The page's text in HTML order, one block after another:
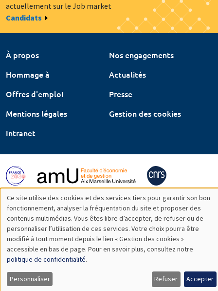
actuellement sur le Job market
Candidats
À propos
Nos engagements
Hommage à
Actualités
Offres d'emploi
Presse
Mentions légales
Gestion des cookies
Intranet
Utilisation
des
données
personnelles
et
Ce site utilise des cookies et des services tiers pour garantir son bon
fonctionnement, analyser la fréquentation du site et proposer des
contenus multimédias. Vous êtes libre d’accepter, de refuser ou de
personnaliser l’utilisation de ces services. Votre choix pourra être
modifié à tout moment depuis le lien « Gestion des cookies »
accessible en bas de page. Pour en savoir plus, consultez notre
politique de confidentialité.
Personnaliser Refuser Accepter